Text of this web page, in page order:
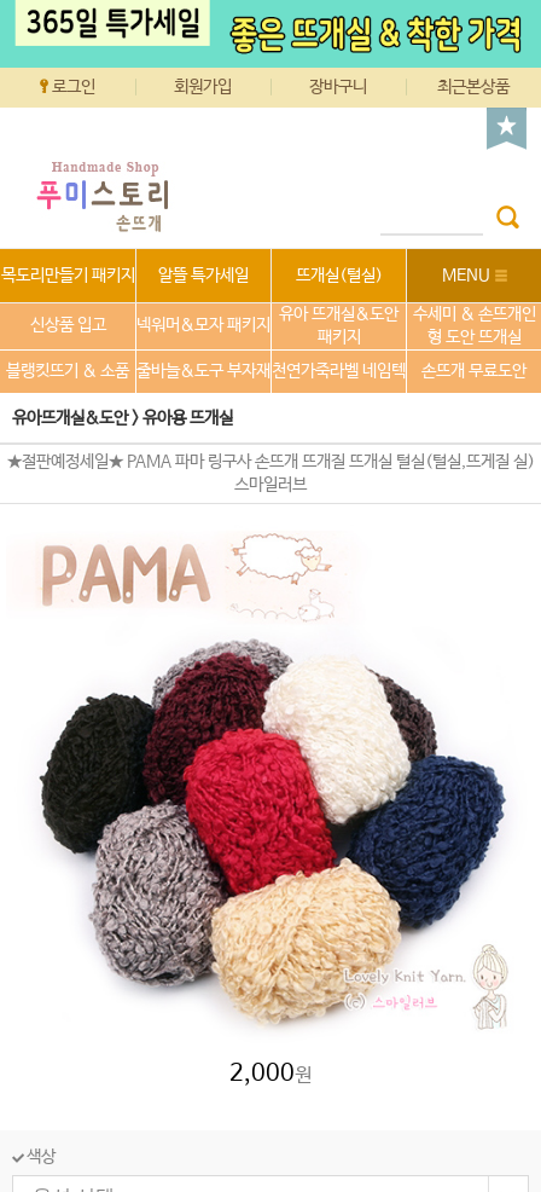
로그인 회원가입 장바구니 최근본상품
목도리만들기 패키지 알뜰 특가세일 뜨개실(털실) MENU
신상품 입고 넥워머&모자 패키지
유아 뜨개실&도안
패키지
수세미 & 손뜨개인
형 도안 뜨개실
블랭킷뜨기 & 소품 줄바늘&도구 부자재 천연가죽라벨 네임텍 손뜨개 무료도안
유아뜨개실&도안>유아용 뜨개실
★절판예정세일★ PAMA 파마 링구사 손뜨개 뜨개질 뜨개실 털실(털실,뜨게질 실)
스마일러브
2,000원
색상